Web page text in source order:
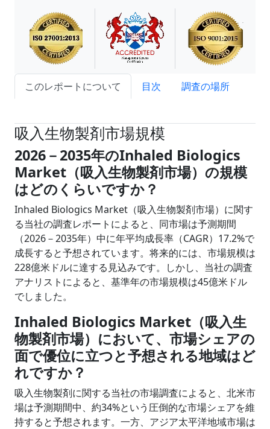
このレポートについて 目次
調査の場所
吸入生物製剤市場規模
2026－2035年のInhaled Biologics
Market（吸入生物製剤市場） の規模
はどのくらいですか？
Inhaled Biologics Market（吸入生物製剤市場）に関す
る当社の調査レポートによると、同市場は予測期間
（2026－2035年）中に年平均成長率（CAGR）17.2%で
成長すると予想されています。将来的には、市場規模は
228億米ドルに達する見込みです。しかし、当社の調査
アナリストによると、基準年の市場規模は45億米ドル
でしました。
Inhaled Biologics Market（吸入生
物製剤市場）において、市場シェアの
面で優位に立つと予想される地域はど
れですか？
吸入生物製剤に関する当社の市場調査によると、北米市
場は予測期間中、約34%という圧倒的な市場シェアを維
持すると予想されます。一方、アジア太平洋地域市場は